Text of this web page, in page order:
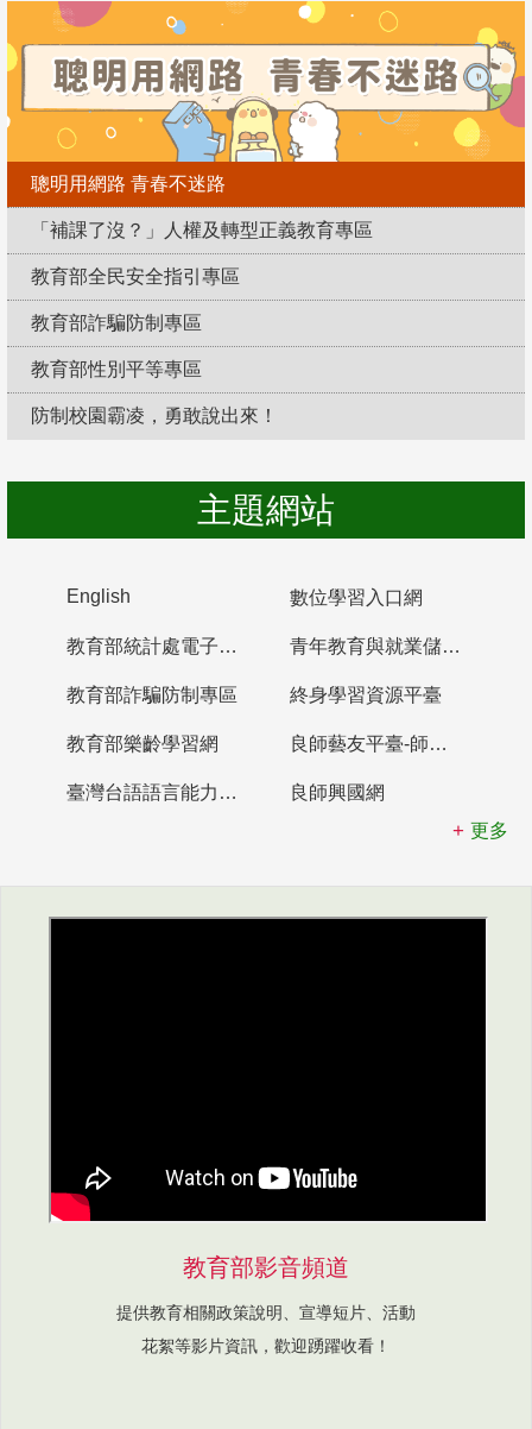
聰明用網路 青春不迷路
「補課了沒？」人權及轉型正義教育專區
教育部全民安全指引專區
教育部詐騙防制專區
教育部性別平等專區
防制校園霸凌，勇敢說出來！
主題網站
English 數位學習入口網
教育部統計處電子書櫃 青年教育與就業儲蓄帳戶
教育部詐騙防制專區 終身學習資源平臺
教育部樂齡學習網 良師藝友平臺-師資培育整合平臺
臺灣台語語言能力認證網站
良師興國網
更多
教育部影音頻道
提供教育相關政策說明、宣導短片、活動
花絮等影片資訊，歡迎踴躍收看！